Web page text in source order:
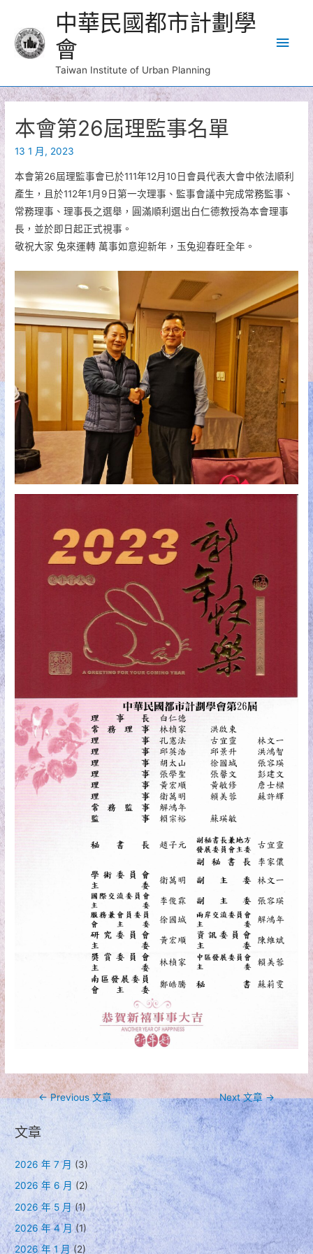
中華民國都市計劃學
會
Taiwan Institute of Urban Planning
Main
本會第26屆理監事名單
13 1 月, 2023
本會第26屆理監事會已於111年12月10日會員代表大會中依法順利
產生，且於112年1月9日第一次理事、監事會議中完成常務監事、
常務理事、理事長之選舉，圓滿順利選出白仁德教授為本會理事
長，並於即日起正式視事。
敬祝大家 兔來運轉 萬事如意迎新年，玉兔迎春旺全年。
文
導
覽
←Previous 文章 Next 文章→
文章
2026 年 7 月 (3)
2026 年 6 月 (2)
2026 年 5 月(1)
2026 年 4 月(1)
2026 年 1 月(2)